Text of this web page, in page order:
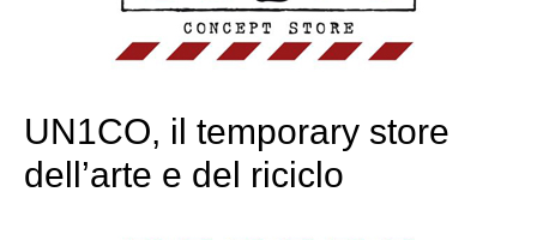
UN1CO, il temporary store
dell’arte e del riciclo